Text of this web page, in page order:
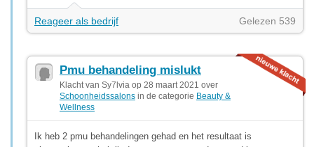
Reageer als bedrijf Gelezen 539
Pmu behandeling mislukt
Klacht van Sy7lvia op 28 maart 2021 over
Schoonheidssalons in de categorie Beauty &
Wellness
Ik heb 2 pmu behandelingen gehad en het resultaat is